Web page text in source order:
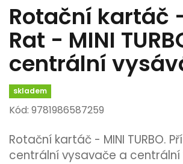
Rotační kartáč
Rat - MINI
centrální
skladem
Kód: 9781986587259
Rotační kartáč - MINI TURBO.
centrální vysavače a centrální